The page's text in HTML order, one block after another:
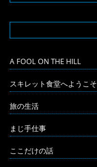
A FOOL ON THE HILL
スキレット食堂へようこそ
旅の生活
まじ手仕事
ここだけの話